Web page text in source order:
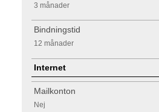
3 månader
Bindningstid
12 månader
Internet
Mailkonton
Nej